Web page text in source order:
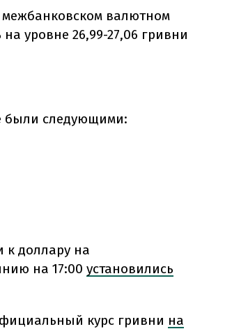
валютном
уровне 26,99-27,06 гривни
были следующими:
к доллару на
на 17:00 установились
курс гривни на